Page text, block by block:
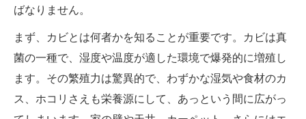
ばなりません。
まず、カビとは何者かを知ることが重要です。カビは真
菌の一種で、湿度や温度が適した環境で爆発的に増殖し
ます。その繁殖力は驚異的で、わずかな湿気や食材のカ
ス、ホコリさえも栄養源にして、あっという間に広がっ